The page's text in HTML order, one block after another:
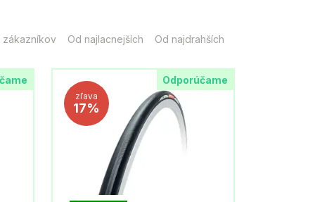
zákazníkov Od najlacnejších Od najdrahších
Odporúčame
zľava
17%